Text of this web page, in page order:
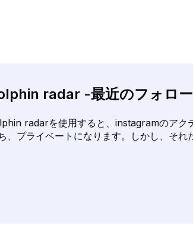
radar -最近のフォロ
radarを使用すると、instagramのアク
、プライベートになります。しかし、それ